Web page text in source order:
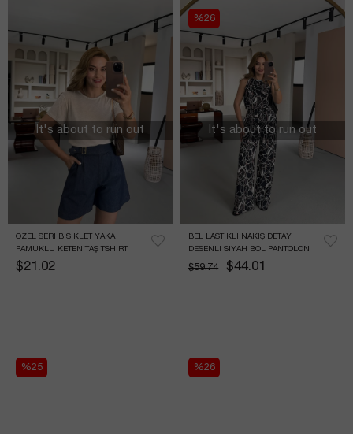
ÖZEL SERI BISIKLET YAKA
PAMUKLU KETEN TAŞ TSHIRT
$21.02
It's about to run out
BEL LASTIKLI NAKIŞ DETAY
DESENLI SIYAH BOL PANTOLON
$44.01
$59.74
%26
It's about to run out
%25 %26